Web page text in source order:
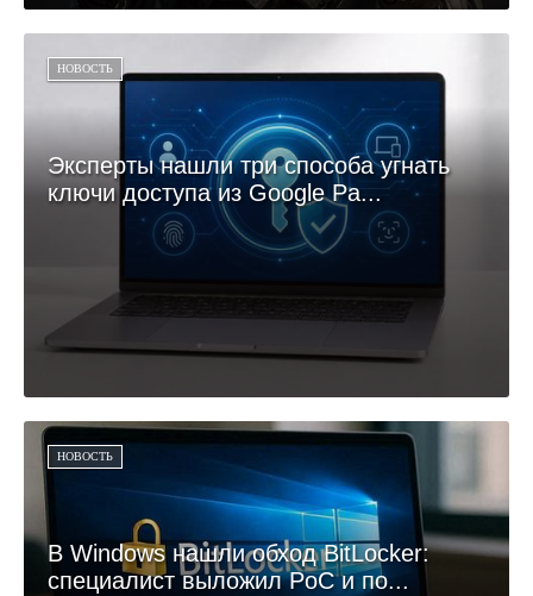
НОВОСТЬ
Эксперты нашли три способа угнать
ключи доступа из Google Pa...
НОВОСТЬ
В Windows нашли обход BitLocker:
специалист выложил PoC и по...